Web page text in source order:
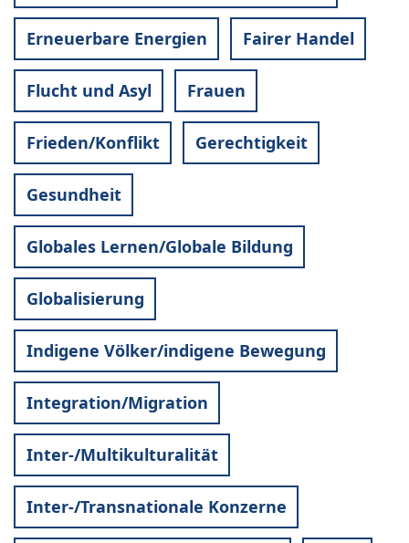
Erneuerbare Energien Fairer Handel
Flucht und Asyl Frauen
Frieden/Konflikt Gerechtigkeit
Gesundheit
Globales Lernen/Globale Bildung
Globalisierung
Indigene Völker/indigene Bewegung
Integration/Migration
Inter-/Multikulturalität
Inter-/Transnationale Konzerne